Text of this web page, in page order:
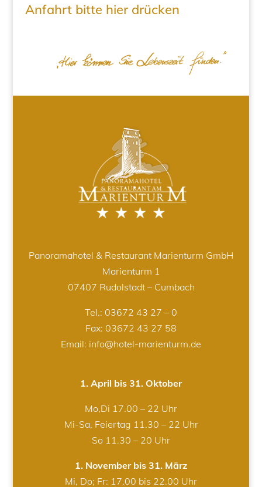
Anfahrt bitte hier drücken
Panoramahotel & Restaurant Marienturm GmbH
Marienturm 1
07407 Rudolstadt – Cumbach
Tel.: 03672 43 27 – 0
Fax: 03672 43 27 58
Email: info@hotel-marienturm.de
1. April bis 31. Oktober
Mo,Di 17.00 – 22 Uhr
Mi-Sa, Feiertag 11.30 – 22 Uhr
So 11.30 – 20 Uhr
1. November bis 31. März
Mi, Do; Fr: 17.00 bis 22.00 Uhr